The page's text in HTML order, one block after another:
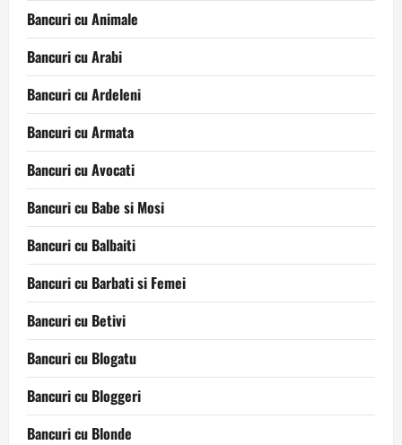
Bancuri cu Animale
Bancuri cu Arabi
Bancuri cu Ardeleni
Bancuri cu Armata
Bancuri cu Avocati
Bancuri cu Babe si Mosi
Bancuri cu Balbaiti
Bancuri cu Barbati si Femei
Bancuri cu Betivi
Bancuri cu Blogatu
Bancuri cu Bloggeri
Bancuri cu Blonde